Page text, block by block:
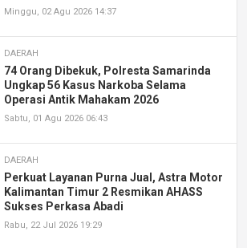
Minggu, 02 Agu 2026 14:37
DAERAH
74 Orang Dibekuk, Polresta Samarinda
Ungkap 56 Kasus Narkoba Selama
Operasi Antik Mahakam 2026
Sabtu, 01 Agu 2026 06:43
DAERAH
Perkuat Layanan Purna Jual, Astra Motor
Kalimantan Timur 2 Resmikan AHASS
Sukses Perkasa Abadi
Rabu, 22 Jul 2026 19:29